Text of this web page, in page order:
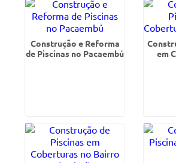
Construção e Reforma
de Piscinas no Pacaembú
em